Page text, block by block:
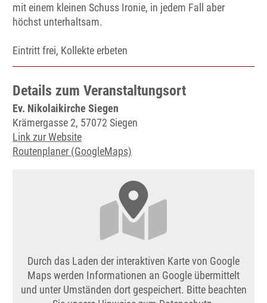
mit einem kleinen Schuss Ironie, in jedem Fall aber
höchst unterhaltsam.
Eintritt frei, Kollekte erbeten
Details zum Veranstaltungsort
Ev. Nikolaikirche Siegen
Krämergasse 2, 57072 Siegen
Link zur Website
Routenplaner (GoogleMaps)
Durch das Laden der interaktiven Karte von Google
Maps werden Informationen an Google übermittelt
und unter Umständen dort gespeichert. Bitte beachten